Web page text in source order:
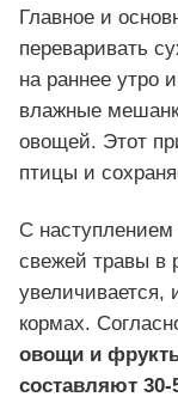
Главное и
переваривать
на раннее утро
влажные
овощей. Этот
птицы и
С наступлением
свежей травы в
увеличивается,
кормах.
овощи и
составляют